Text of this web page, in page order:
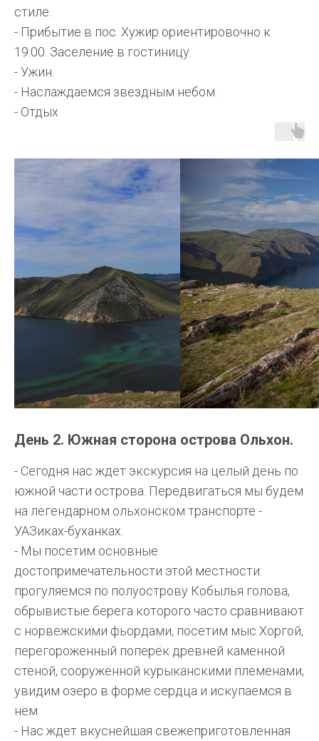
стиле.
- Прибытие в пос. Хужир ориентировочно к
19:00. Заселение в гостиницу.
- Ужин.
- Наслаждаемся звездным небом.
- Отдых
День 2. Южная сторона острова Ольхон.
- Сегодня нас ждет экскурсия на целый день по
южной части острова. Передвигаться мы будем
на легендарном ольхонском транспорте -
УАЗиках-буханках.
- Мы посетим основные
достопримечательности этой местности:
прогуляемся по полуострову Кобылья голова,
обрывистые берега которого часто сравнивают
с норвежскими фьордами, посетим мыс Хоргой,
перегороженный поперёк древней каменной
стеной, сооружённой курыканскими племенами,
увидим озеро в форме сердца и искупаемся в
нём.
- Нас ждет вкуснейшая свежеприготовленная